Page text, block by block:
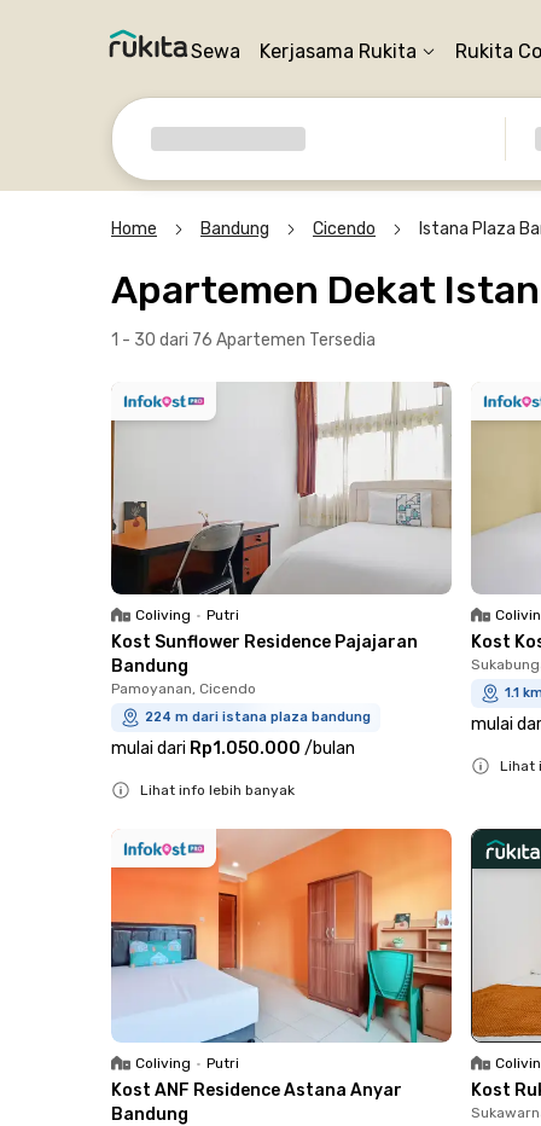
Sewa Kerjasama Rukita Rukita
Home Bandung Cicendo Istana Plaza
Apartemen Dekat
1 - 30 dari 76 Apartemen Tersedia
Coliving • Putri
Kost Sunflower Residence Pajajaran
Bandung
Pamoyanan, Cicendo
224 m dari istana plaza bandung
mulai dari Rp1.050.000 /bulan
Lihat info lebih banyak
Kost
1.1
mulai
Lihat
Coliving • Putri
Kost ANF Residence Astana Anyar
Bandung
Kost